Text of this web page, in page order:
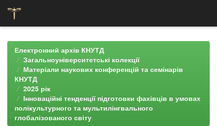
navigationЕлектронний архів КНУТД
Загальноуніверситетські колекції
Матеріали наукових конференцій та семінарів
КНУТД
2025 рік
Інноваційні тенденції підготовки фахівців в умовах
полікультурного та мультилінгвального
глобалізованого світу